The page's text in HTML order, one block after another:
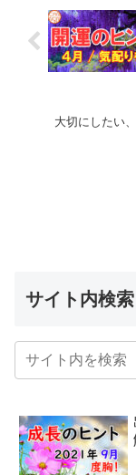
大切にしたい
サイト内検索